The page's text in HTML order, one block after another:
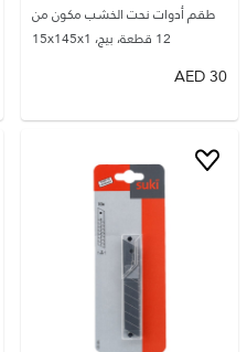
طقم أدوات نحت الخشب مكون من
12 قطعة، بيج، 15x145x1
30
AED